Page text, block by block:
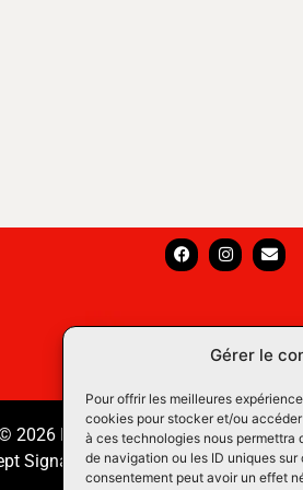
Gérer le
Pour offrir les meilleures
cookies pour stocker et/ou
à ces technologies nous permettra
de navigation ou les ID uniques
consentement peut avoir un effet
2026 Équipements Équins LM
Signature Les Pros du Web